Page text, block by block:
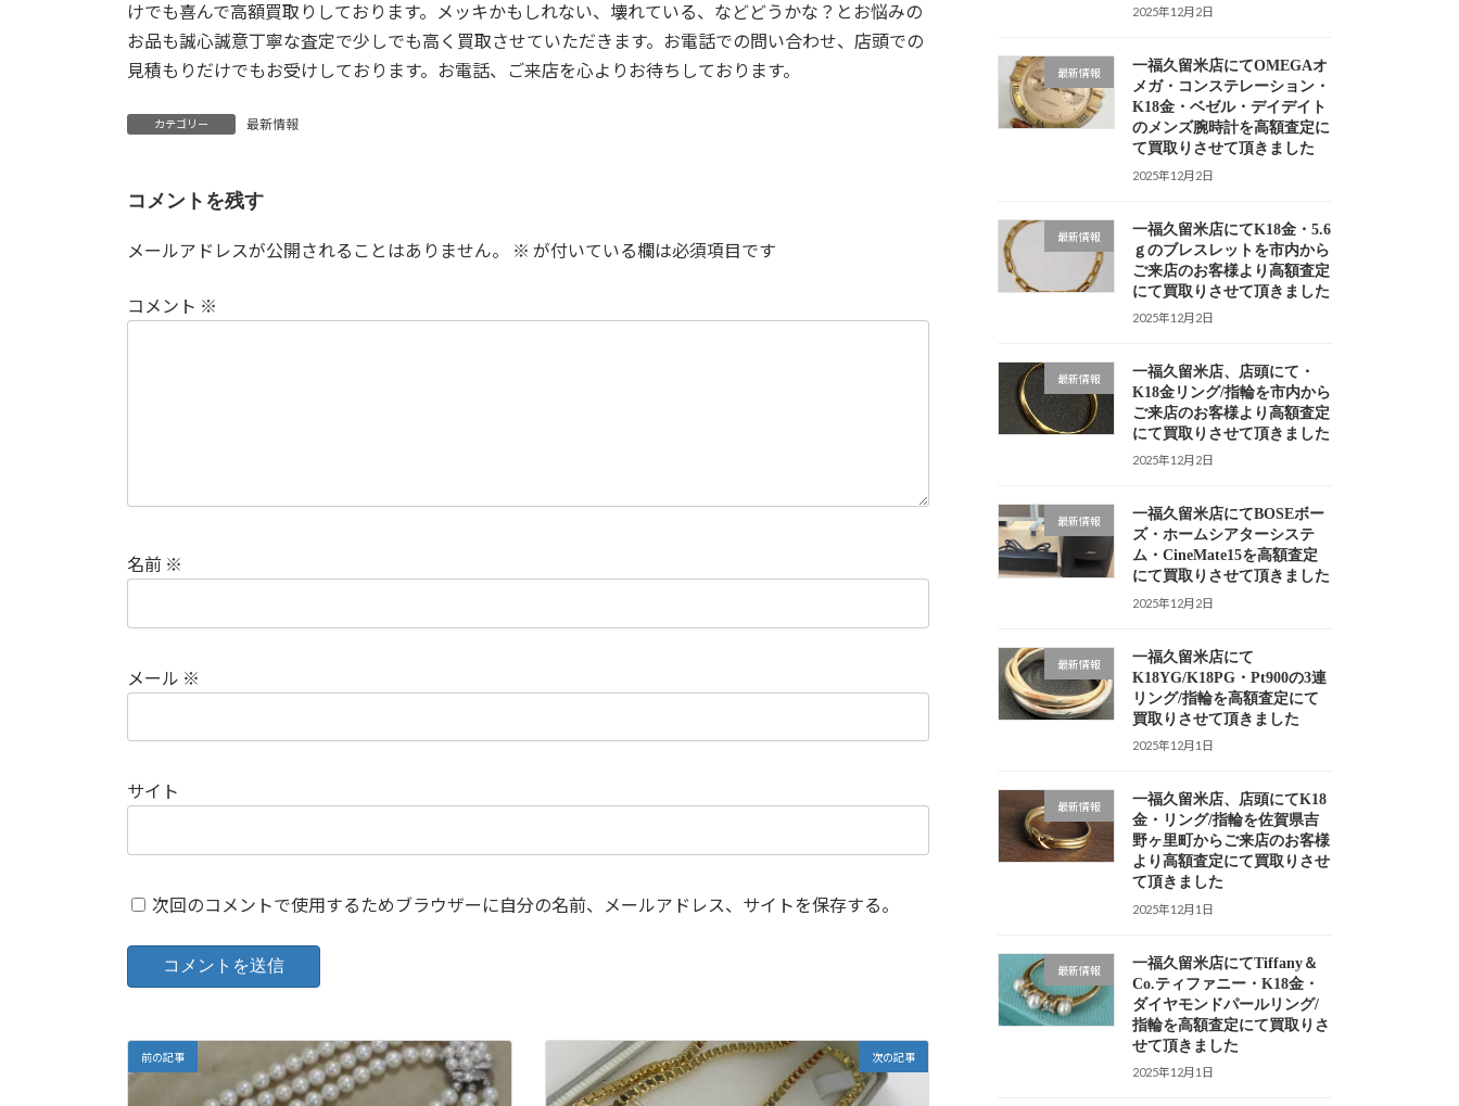
けでも喜んで高額買取りしております。メッキかもしれない、壊れている、などどうかな？とお悩みの
お品も誠心誠意丁寧な査定で少しでも高く買取させていただきます。お電話での問い合わせ、店頭での
見積もりだけでもお受けしております。お電話、ご来店を心よりお待ちしております。
カテゴリー 最新情報
コメントを残す
メールアドレスが公開されることはありません。 ※ が付いている欄は必須項目です
コメント ※
名前 ※
メール ※
サイト
次回のコメントで使用するためブラウザーに自分の名前、メールアドレス、サイトを保存する。
前の記事 次の記事
2025年12月2日
最新情報
一福久留米店にてOMEGAオ
メガ・コンステレーション・
K18金・ベゼル・デイデイト
のメンズ腕時計を高額査定に
て買取りさせて頂きました
2025年12月2日
最新情報
一福久留米店にてK18金・5.6
ｇのブレスレットを市内から
ご来店のお客様より高額査定
にて買取りさせて頂きました
2025年12月2日
最新情報
一福久留米店、店頭にて・
K18金リング/指輪を市内から
ご来店のお客様より高額査定
にて買取りさせて頂きました
2025年12月2日
最新情報
一福久留米店にてBOSEボー
ズ・ホームシアターシステ
ム・CineMate15を高額査定
にて買取りさせて頂きました
2025年12月2日
最新情報
一福久留米店にて
K18YG/K18PG・Pt900の3連
リング/指輪を高額査定にて
買取りさせて頂きました
2025年12月1日
最新情報
一福久留米店、店頭にてK18
金・リング/指輪を佐賀県吉
野ヶ里町からご来店のお客様
より高額査定にて買取りさせ
て頂きました
2025年12月1日
最新情報
一福久留米店にてTiffany＆
Co.ティファニー・K18金・
ダイヤモンドパールリング/
指輪を高額査定にて買取りさ
せて頂きました
2025年12月1日